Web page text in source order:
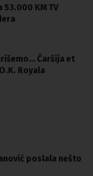
KM TV
Čaršija et
Royala
poslala nešto